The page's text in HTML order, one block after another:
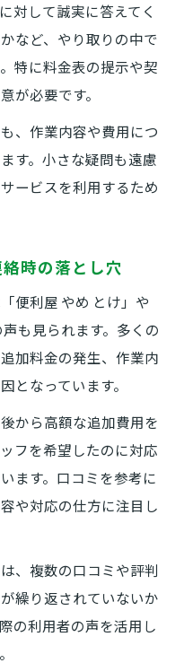
いNG行動一覧
便利屋相談の進め方
注意点と体験談
できる内容の確認
グレー案件の判断基
を連絡時に確認す
内容の具体例紹介
頼内容とその理由
認すべき作業範囲
ビスと注意事項
内容を整理するコツ
対して誠実に答えてく
など、やり取りの中で
特に料金表の提示や契
が必要です。
、作業内容や費用につ
す。小さな疑問も遠慮
ービスを利用するため
時の落とし穴
便利屋 やめ とけ」や
も見られます。多くの
加料金の発生、作業内
となっています。
から高額な追加費用を
フを希望したのに対応
ます。口コミを参考に
や対応の仕方に注目し
、複数の口コミや評判
繰り返されていないか
の利用者の声を活用し